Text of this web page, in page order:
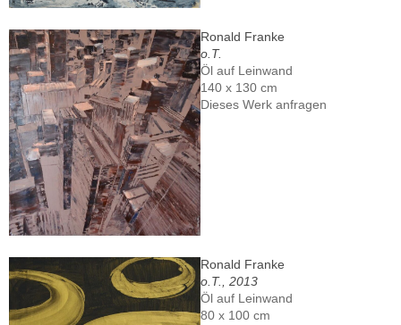
Ronald Franke
o.T.
Öl auf Leinwand
140 x 130 cm
Dieses Werk anfragen
Ronald Franke
o.T., 2013
Öl auf Leinwand
80 x 100 cm